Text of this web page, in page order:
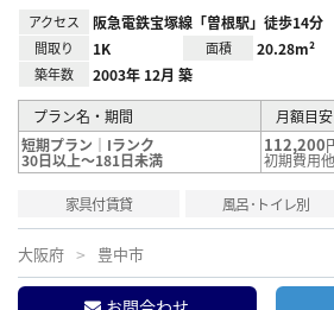
アクセス 阪急電鉄宝塚線「曽根駅」徒歩14分
間取り 1K 面積 20.28m²
築年数 2003年 12月 築
プラン名・期間
月額目安
短期プラン｜Iランク
30日以上～181日未満
112,200
初期費用
家具付賃貸 風呂･トイレ別
大阪府 豊中市